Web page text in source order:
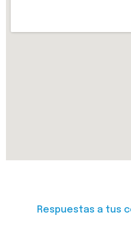
Respuestas a tus